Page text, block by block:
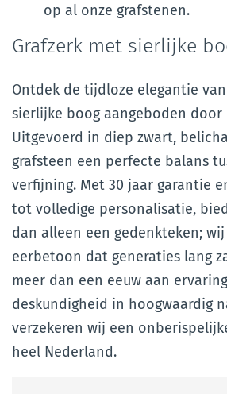
op al onze grafstenen.
Grafzerk met sierlijke
Ontdek de tijdloze elegantie
sierlijke boog aangeboden door
Uitgevoerd in diep zwart,
grafsteen een perfecte balans
verfijning. Met 30 jaar garantie
tot volledige personalisatie,
dan alleen een gedenkteken;
eerbetoon dat generaties lang
meer dan een eeuw aan
deskundigheid in hoogwaardig
verzekeren wij een
heel Nederland.